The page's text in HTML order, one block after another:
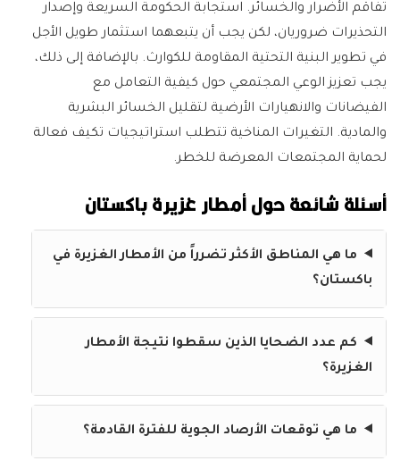
تفاقم الأضرار والخسائر. استجابة الحكومة السريعة وإصدار
التحذيرات ضروريان، لكن يجب أن يتبعهما استثمار طويل الأجل
في تطوير البنية التحتية المقاومة للكوارث. بالإضافة إلى ذلك،
يجب تعزيز الوعي المجتمعي حول كيفية التعامل مع
الفيضانات والانهيارات الأرضية لتقليل الخسائر البشرية
والمادية. التغيرات المناخية تتطلب استراتيجيات تكيف فعالة
لحماية المجتمعات المعرضة للخطر.
أسئلة شائعة حول أمطار غزيرة باكستان
ما هي المناطق الأكثر تضرراً من الأمطار الغزيرة في
باكستان؟
كم عدد الضحايا الذين سقطوا نتيجة الأمطار
الغزيرة؟
ما هي توقعات الأرصاد الجوية للفترة القادمة؟